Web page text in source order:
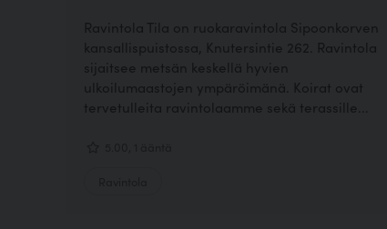
Ravintola Tila on ruokaravintola Sipoonkorven
kansallispuistossa, Knutersintie 262. Ravintola
sijaitsee metsän keskellä hyvien
ulkoilumaastojen ympäröimänä. Koirat ovat
tervetulleita ravintolaamme sekä terassille...